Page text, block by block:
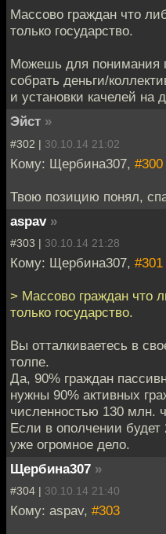
Массово граждан что
только государство.
Можешь для понимания
собрать деньги/
и установки качелей на
Эйст »
#302 | 30.10.14 21:02
Кому: Щербина307, #300
Твою позицию понял,
aspav »
#303 | 30.10.14 21:28
Кому: Щербина307, #301
> Массово граждан что
только государство.
Вы отталкиваетесь в
толпе.
Да, 90% граждан
нужны 90% активных
численностью 130 млн.
Если в ополчении будет
уже огромное дело.
Щербина307 »
#304 | 30.10.14 21:40
Кому: aspav, #303